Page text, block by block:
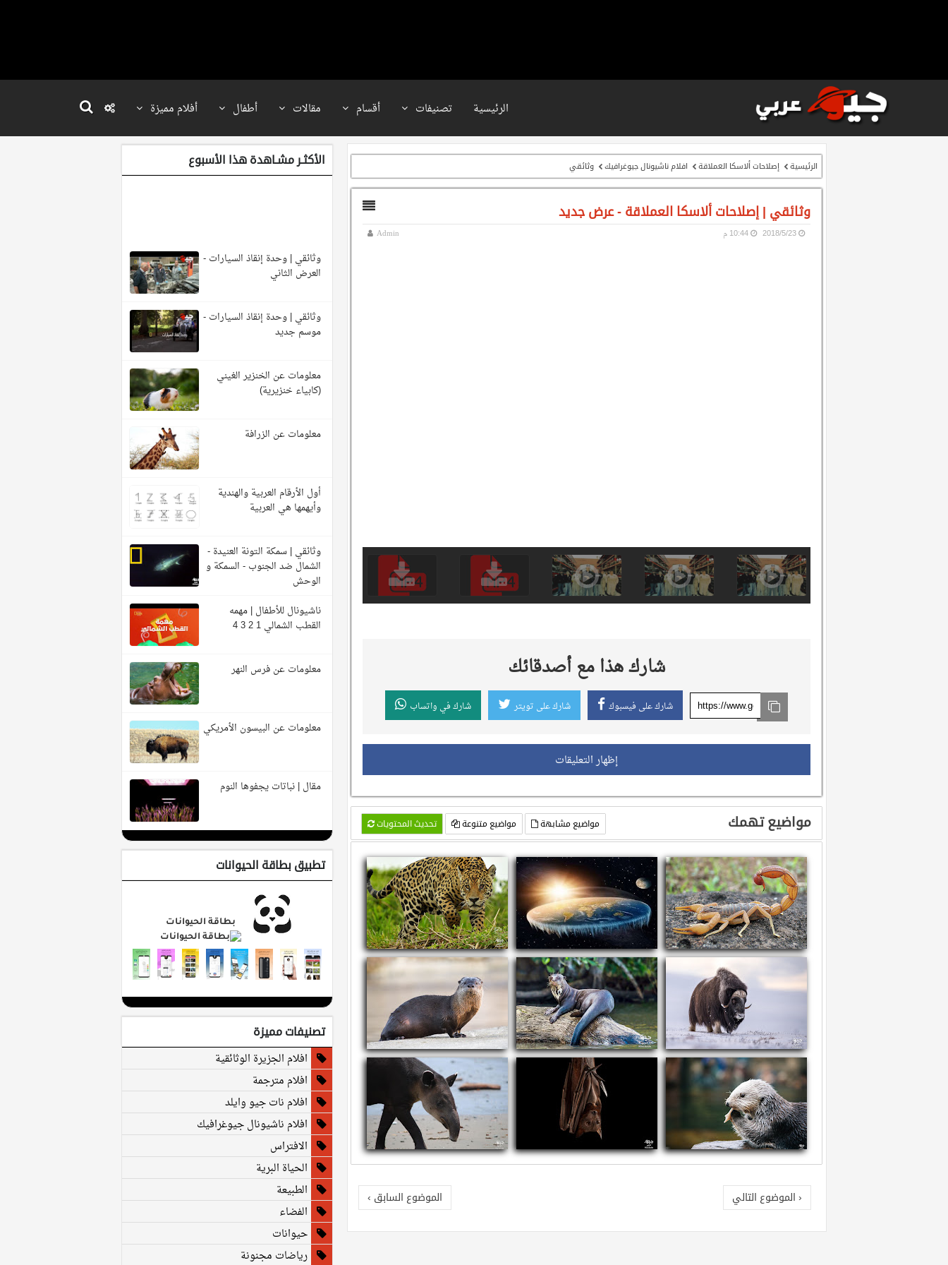
الرئيسية تصنيفات أقسام مقالات أطفال أفلام مميزة
الرئيسية إصلاحات ألاسكا العملاقة افلام ناشيونال جيوغرافيك وثائقي
وثائقي | إصلاحات ألاسكا العملاقة - عرض جديد
Admin 23‏/5‏/2018 10:44 م
شارك هذا مع أصدقائك
شارك على فيسبوك شارك على تويتر شارك في واتساب
إظهار التعليقات
مواضيع تهمك تحديث المحتويات مواضيع متنوعة مواضيع مشابهة
سم العقارب ماذا لو كانت الأرض مسطحة! معلومات عن الجاغوار - النمر الأمريكي
معلومات عن ثور المسك معلومات عن القضاعة العملاقة معلومات عن قضاعة الأنهار الشمالية
‹ الموضوع التالي الموضوع السابق ›
الأكثـر مشـاهدة هذا الأسبوع
وثائقي | وحدة إنقاذ السيارات -
العرض الثاني
وثائقي | وحدة إنقاذ السيارات -
موسم جديد
معلومات عن الخنزير الغيني
(كابياء خنزيرية)
معلومات عن الزرافة
أول الأرقام العربية والهندية
وأيهمها هي العربية
وثائقي | سمكة التونة العنيدة -
الشمال ضد الجنوب - السمكة و
الوحش
ناشيونال للأطفال | مهمه
القطب الشمالي 1 2 3 4
معلومات عن فرس النهر
معلومات عن البيسون الأمريكي
مقال | نباتات يجفوها النوم
تطبيق بطاقة الحيوانات
بطاقة الحيوانات
تصنيفات مميزة
افلام الجزيرة الوثائقية
افلام مترجمة
افلام نات جيو وايلد
افلام ناشيونال جيوغرافيك
الافتراس
الحياة البرية
الطبيعة
الفضاء
حيوانات
رياضات مجنونة